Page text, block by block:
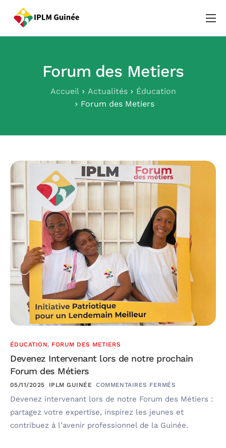
Qui sommes-nous ?
Forum des Metiers
Accueil Actualités
Éducation
Forum des Metiers
ÉDUCATION, FORUM DES METIERS
Devenez Intervenant lors de notre prochain
Forum des Métiers
05/11/2025 IPLM GUINÉE COMMENTAIRES FERMÉS
Devenez intervenant lors de notre Forum des Métiers :
partagez votre expertise, inspirez les jeunes et
contribuez à l’avenir professionnel de la Guinée.